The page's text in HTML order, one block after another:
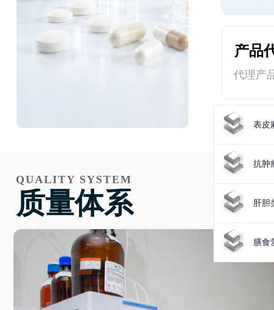
代理产
产品
表皮
抗肿
肝胆
膳食
质量体系
QUALITY SYSTEM